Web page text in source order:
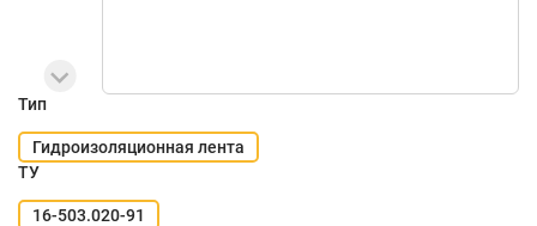
Тип
Гидроизоляционная лента
ТУ
16-503.020-91